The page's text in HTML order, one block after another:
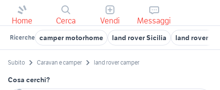
Home Cerca Vendi Messaggi
Ricerche camper motorhome land rover Sicilia land rover
Subito Caravan e camper land rover camper
Cosa cerchi?